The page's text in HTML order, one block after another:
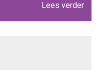
Lees verder